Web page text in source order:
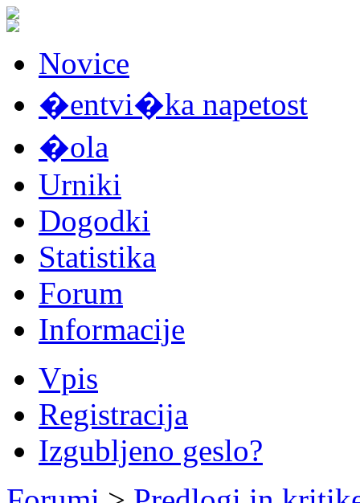
Novice
�entvi�ka napetost
�ola
Urniki
Dogodki
Statistika
Forum
Informacije
Vpis
Registracija
Izgubljeno geslo?